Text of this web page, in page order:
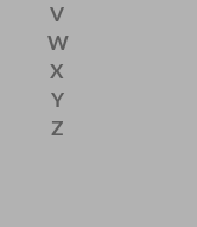
V
W
X
Y
Z